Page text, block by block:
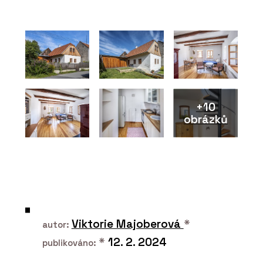
krajiny i struktury obce
+10
obrázků
autor: Viktorie Majoberová *
publikováno: * 12. 2. 2024